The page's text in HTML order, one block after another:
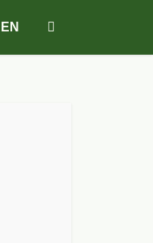
| EN